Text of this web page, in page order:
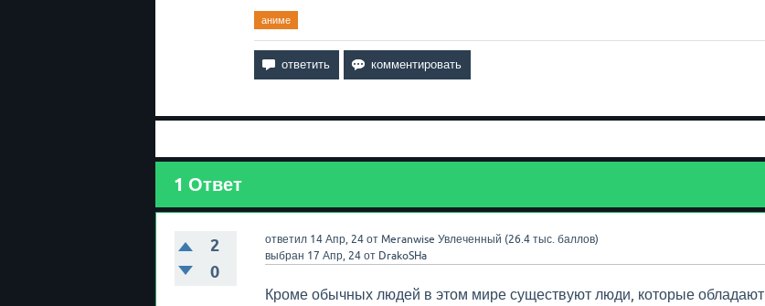
аниме
1 Ответ
2
0
ответил 14 Апр, 24 от Meranwise Увлеченный (26.4 тыс.баллов)
выбран 17 Апр, 24 от DrakoSHa
Кроме обычных людей в этом мире существуют люди, которые обладают